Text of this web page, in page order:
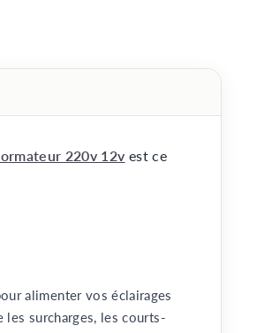
220v 12v est ce
alimenter vos éclairages
surcharges, les courts-